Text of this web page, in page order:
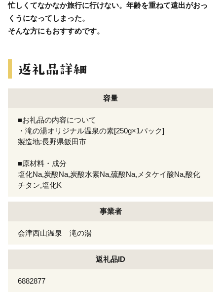
忙しくてなかなか旅行に行けない。年齢を重ねて遠出がおっ
くうになってしまった。
そんな方にもおすすめです。
容量
■お礼品の内容について
・滝の湯オリジナル温泉の素[250g×1パック]
製造地:長野県飯田市
■原材料・成分
塩化Na,炭酸Na,炭酸水素Na,硫酸Na,メタケイ酸Na,酸化
チタン,塩化K
事業者
会津西山温泉 滝の湯
返礼品ID
6882877